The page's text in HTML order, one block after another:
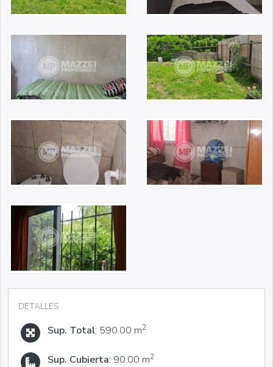
DETALLES
Sup. Total: 590.00 m2
Sup. Cubierta: 90.00 m2